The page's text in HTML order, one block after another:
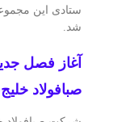
ستادی این
شد.
آغاز فصل
صبافولاد